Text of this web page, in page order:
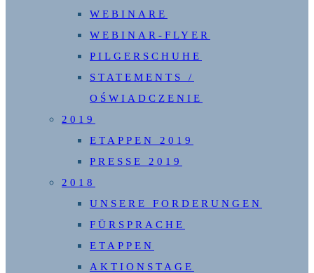
WEBINARE
WEBINAR-FLYER
PILGERSCHUHE
STATEMENTS /
OŚWIADCZENIE
2019
ETAPPEN 2019
PRESSE 2019
2018
UNSERE FORDERUNGEN
FÜRSPRACHE
ETAPPEN
AKTIONSTAGE